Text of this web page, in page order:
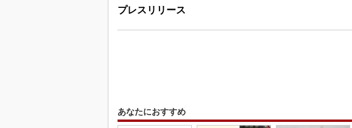
プレスリリース
あなたにおすすめ